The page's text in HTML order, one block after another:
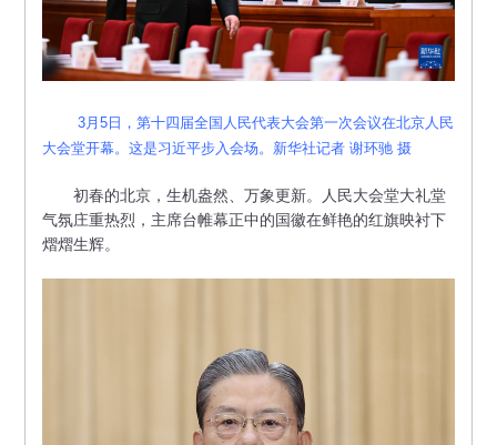
3月5日，第十四届全国人民代表大会第一次会议在北京人民
大会堂开幕。这是习近平步入会场。新华社记者 谢环驰 摄
初春的北京，生机盎然、万象更新。人民大会堂大礼堂
气氛庄重热烈，主席台帷幕正中的国徽在鲜艳的红旗映衬下
熠熠生辉。